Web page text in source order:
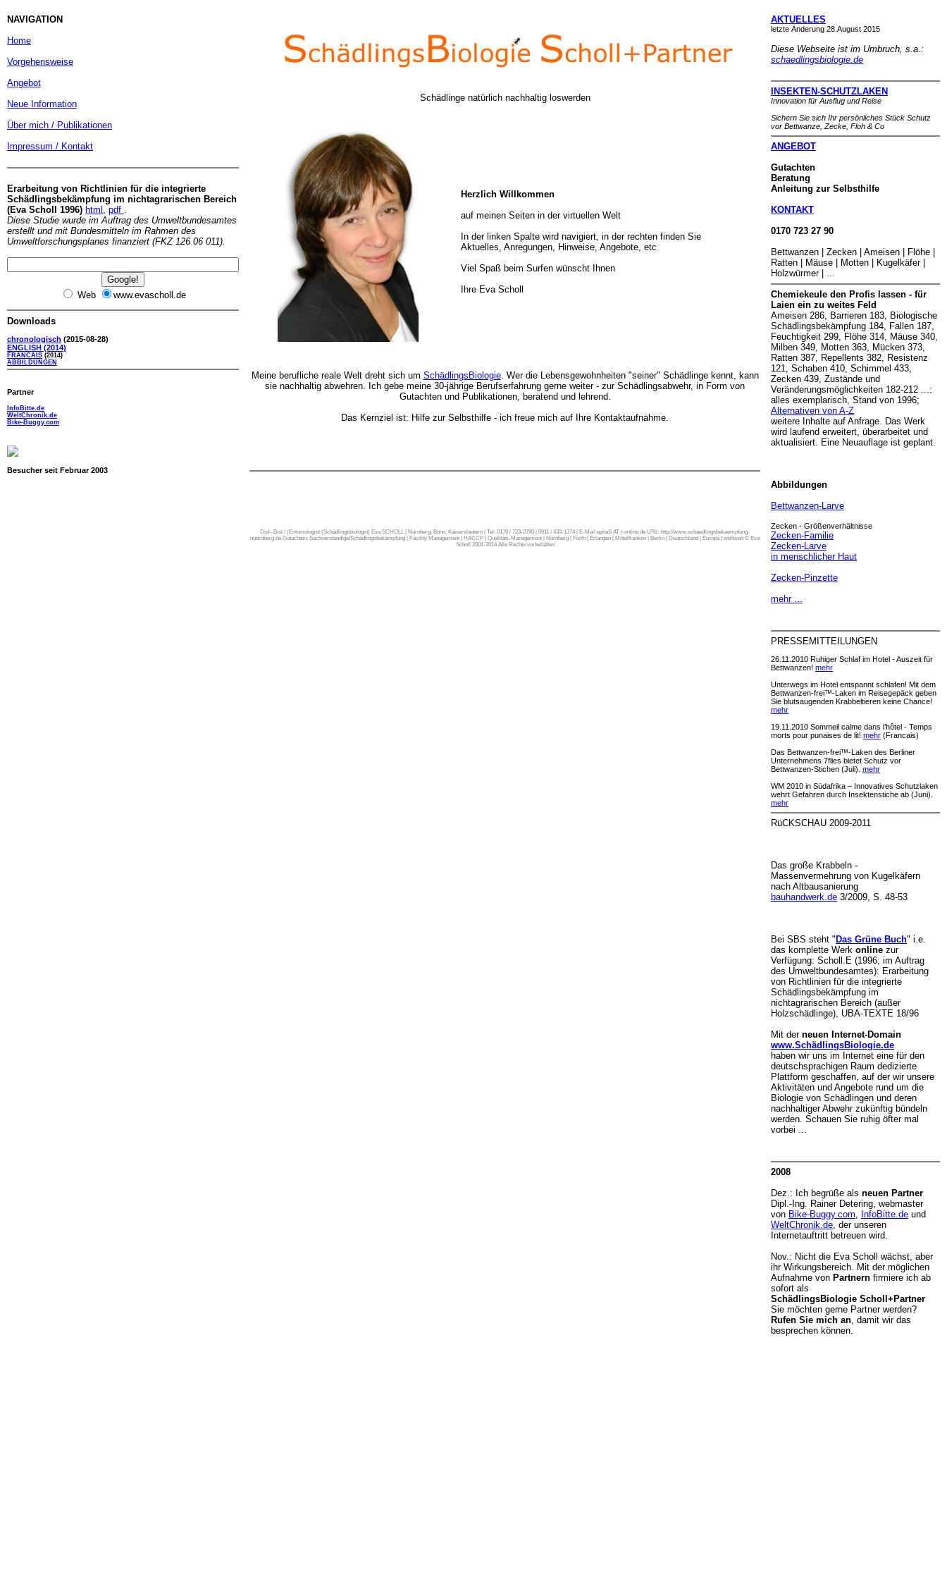
NAVIGATION
Home
Vorgehensweise
Angebot
Neue Information
Über mich / Publikationen
Impressum / Kontakt
Erarbeitung von Richtlinien für die integrierte
Schädlingsbekämpfung im nichtagrarischen Bereich
(Eva Scholl 1996) html , pdf .
Diese Studie wurde im Auftrag des Umweltbundesamtes
erstellt und mit Bundesmitteln im Rahmen des
Umweltforschungsplanes finanziert (FKZ 126 06 011).
Web www.evascholl.de
Downloads
chronologisch (2015-08-28)
ENGLISH (2014)
FRANCAIS (2014)
ABBILDUNGEN
Partner
InfoBitte.de
WeltChronik.de
Bike-Buggy.com
Besucher seit Februar 2003
Schädlinge natürlich nachhaltig loswerden
Herzlich Willkommen
auf meinen Seiten in der virtuellen Welt
In der linken Spalte wird navigiert, in der rechten finden Sie
Aktuelles, Anregungen, Hinweise, Angebote, etc
Viel Spaß beim Surfen wünscht Ihnen
Ihre Eva Scholl
Meine berufliche reale Welt dreht sich um SchädlingsBiologie. Wer die Lebensgewohnheiten "seiner" Schädlinge kennt, kann
sie nachhaltig abwehren. Ich gebe meine 30-jährige Berufserfahrung gerne weiter - zur Schädlingsabwehr, in Form von
Gutachten und Publikationen, beratend und lehrend.
Das Kernziel ist: Hilfe zur Selbsthilfe - ich freue mich auf Ihre Kontaktaufnahme.
Dipl.-Biol./ (Entomologist (Schädlingsbiologin) Eva SCHOLL | Nürnberg, Bonn, Kaiserslautern | Tel: 0170 / 723-2790 | 0911 / 433-1374 | E-Mail ephaS AT t-online.de URL: http://www.schaedlingsbekaempfung-
nuernberg.de Gutachten, Sachverständige/Schädlingsbekämpfung | Facility Management | HACCP | Qualitäts-Management | Nürnberg | Fürth | Erlangen | Mittelfranken | Berlin | Deutschland | Europa | weltweit © Eva
Scholl 2001-2014 Alle Rechte vorbehalten
AKTUELLES
letzte Änderung 28.August 2015
Diese Webseite ist im Umbruch, s.a.:
schaedlingsbiologie.de
INSEKTEN-SCHUTZLAKEN
Innovation für Ausflug und Reise
Sichern Sie sich Ihr persönliches Stück Schutz
vor Bettwanze, Zecke, Floh & Co
ANGEBOT
Gutachten
Beratung
Anleitung zur Selbsthilfe
KONTAKT
0170 723 27 90
Bettwanzen | Zecken | Ameisen | Flöhe |
Ratten | Mäuse | Motten | Kugelkäfer |
Holzwürmer | ...
Chemiekeule den Profis lassen - für
Laien ein zu weites Feld
Ameisen 286, Barrieren 183, Biologische
Schädlingsbekämpfung 184, Fallen 187,
Feuchtigkeit 299, Flöhe 314, Mäuse 340,
Milben 349, Motten 363, Mücken 373,
Ratten 387, Repellents 382, Resistenz
121, Schaben 410, Schimmel 433,
Zecken 439, Zustände und
Veränderungsmöglichkeiten 182-212 ...:
alles exemplarisch, Stand von 1996;
Alternativen von A-Z
weitere Inhalte auf Anfrage. Das Werk
wird laufend erweitert, überarbeitet und
aktualisiert. Eine Neuauflage ist geplant.
Abbildungen
Bettwanzen-Larve
Zecken - Größenverhältnisse
Zecken-Familie
Zecken-Larve
in menschlicher Haut
Zecken-Pinzette
mehr ...
PRESSEMITTEILUNGEN
26.11.2010 Ruhiger Schlaf im Hotel - Auszeit für
Bettwanzen! mehr
Unterwegs im Hotel entspannt schlafen! Mit dem
Bettwanzen-frei™-Laken im Reisegepäck geben
Sie blutsaugenden Krabbeltieren keine Chance!
mehr
19.11.2010 Sommeil calme dans l’hôtel - Temps
morts pour punaises de lit! mehr (Francais)
Das Bettwanzen-frei™-Laken des Berliner
Unternehmens 7flies bietet Schutz vor
Bettwanzen-Stichen (Juli). mehr
WM 2010 in Südafrika – Innovatives Schutzlaken
wehrt Gefahren durch Insektenstiche ab (Juni).
mehr
RüCKSCHAU 2009-2011
Das große Krabbeln -
Massenvermehrung von Kugelkäfern
nach Altbausanierung
bauhandwerk.de 3/2009, S. 48-53
Bei SBS steht " Das Grüne Buch" i.e.
das komplette Werk online zur
Verfügung: Scholl.E (1996, im Auftrag
des Umweltbundesamtes): Erarbeitung
von Richtlinien für die integrierte
Schädlingsbekämpfung im
nichtagrarischen Bereich (außer
Holzschädlinge), UBA-TEXTE 18/96
Mit der neuen Internet-Domain
www.SchädlingsBiologie.de
haben wir uns im Internet eine für den
deutschsprachigen Raum dedizierte
Plattform geschaffen, auf der wir unsere
Aktivitäten und Angebote rund um die
Biologie von Schädlingen und deren
nachhaltiger Abwehr zukünftig bündeln
werden. Schauen Sie ruhig öfter mal
vorbei ...
2008
Dez.: Ich begrüße als neuen Partner
Dipl.-Ing. Rainer Detering, webmaster
von Bike-Buggy.com, InfoBitte.de und
WeltChronik.de, der unseren
Internetauftritt betreuen wird.
Nov.: Nicht die Eva Scholl wächst, aber
ihr Wirkungsbereich. Mit der möglichen
Aufnahme von Partnern firmiere ich ab
sofort als
SchädlingsBiologie Scholl+Partner
Sie möchten gerne Partner werden?
Rufen Sie mich an, damit wir das
besprechen können.